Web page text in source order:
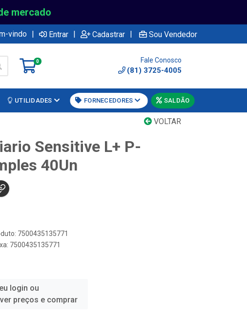
mercado
vindo | Entrar | Cadastrar | Sou Vendedor
0 Fale Conosco
(81) 3725-4005
UTILIDADES FORNECEDORES SALDÃO
VOLTAR
Sensitive L+ P-
40Un
7500435135771
7500435135771
login ou
preços e comprar